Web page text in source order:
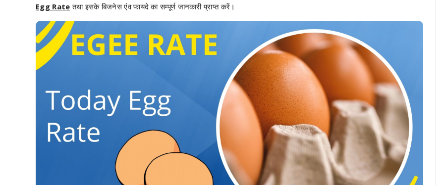
Egg Rate तथा इसके बिजनेस एंव फायदे का सम्पूर्ण जानकारी प्राप्त करें।